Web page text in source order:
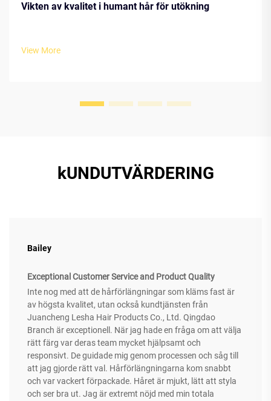
Vikten av kvalitet i humant hår för utökning
View More
kUNDUTVÄRDERING
Bailey
Exceptional Customer Service and Product Quality
Inte nog med att de hårförlängningar som kläms fast är
av högsta kvalitet, utan också kundtjänsten från
Juancheng Lesha Hair Products Co., Ltd. Qingdao
Branch är exceptionell. När jag hade en fråga om att välja
rätt färg var deras team mycket hjälpsamt och
responsivt. De guidade mig genom processen och såg till
att jag gjorde rätt val. Hårförlängningarna kom snabbt
och var vackert förpackade. Håret är mjukt, lätt att styla
och ser bra ut. Jag är extremt nöjd med min totala